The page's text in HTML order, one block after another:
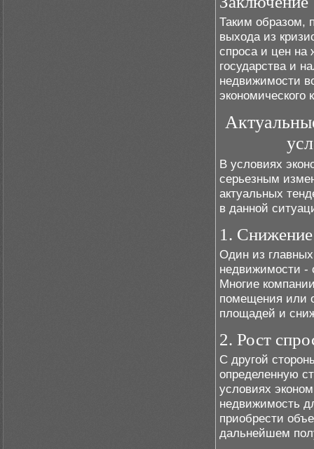
Таким образом,
выхода из
спроса и цен на
государства и
недвижимости
экономического
В условиях
серьезным
актуальных
в данной
1.
Один из
недвижимости -
Многие
помещения или
площадей и
2. Рост
С другой
определенную
условиях
недвижимость
приобрести
дальнейшем